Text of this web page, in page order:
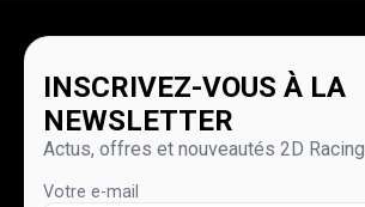
INSCRIVEZ-VOUS À LA
NEWSLETTER
Actus, offres et nouveautés 2D Racing.
Votre e-mail